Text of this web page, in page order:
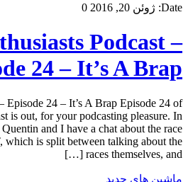
Date: ژوئن 20, 2016 0
Podcast –
24 – It’s A Brap
Episode 24 – It’s A Brap Episode 24 of
is out, for your podcasting pleasure. In
and I have a chat about the race
which is split between talking about the
races themselves, and […]
ماشین های جدید